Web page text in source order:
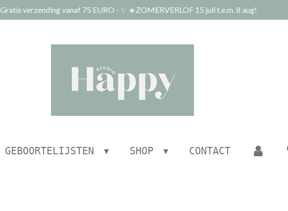
Gratis verzending vanaf 75 EURO - ✨ ☀️ZOMERVERLOF 15 juli t.e.m. 8 aug!
GEBOORTELIJSTEN SHOP CONTACT